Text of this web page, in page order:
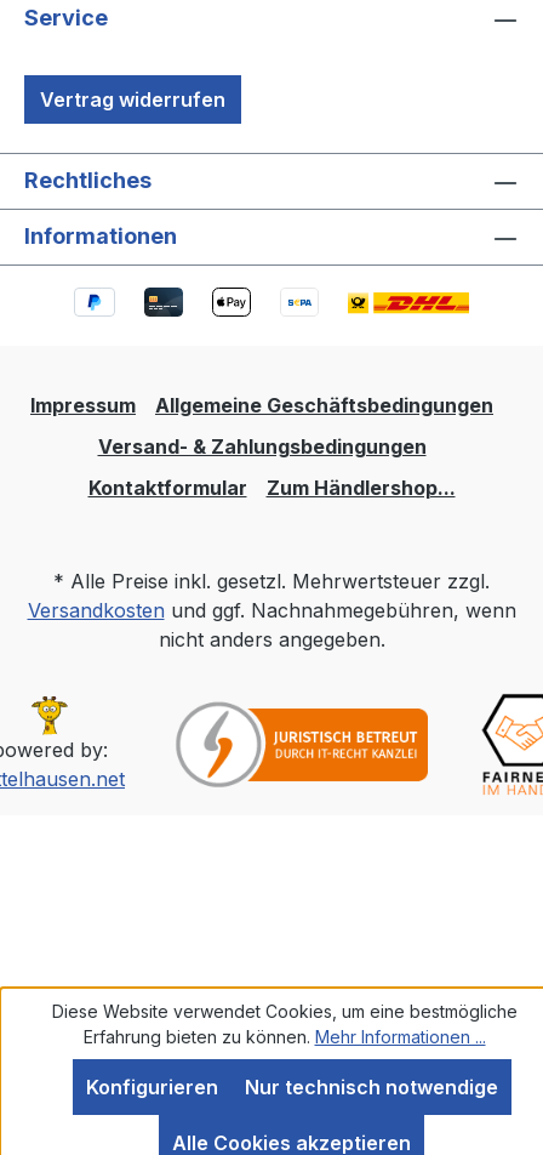
Service
Vertrag widerrufen
Rechtliches
Informationen
Impressum
Allgemeine Geschäftsbedingungen
Versand- & Zahlungsbedingungen
Kontaktformular
Zum Händlershop...
* Alle Preise inkl. gesetzl. Mehrwertsteuer zzgl.
Versandkostenund ggf. Nachnahmegebühren, wenn
nicht anders angegeben.
by:
Diese Website verwendet Cookies, um eine bestmögliche
Erfahrung bieten zu können. Mehr Informationen ...
Nur technisch notwendige
Konfigurieren
Alle Cookies akzeptieren
Bewertungen bei: ebay.de, amazon.de, shopvote.de ⓘ